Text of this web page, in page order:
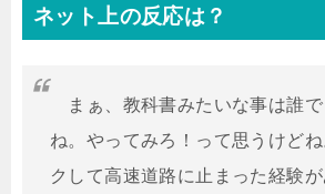
ネット上の反応は？
まぁ、教科書みたいな事は誰で
ね。やってみろ！って思うけど
クして高速道路に止まった経験